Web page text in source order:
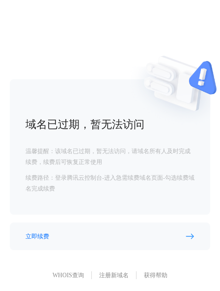
域名已过期，暂无法访问
温馨提醒：该域名已过期，暂无法访问，请域名所有人及时完成
续费，续费后可恢复正常使用
续费路径：登录腾讯云控制台-进入急需续费域名页面-勾选续费域
名完成续费
立即续费
WHOIS查询 注册新域名 获得帮助